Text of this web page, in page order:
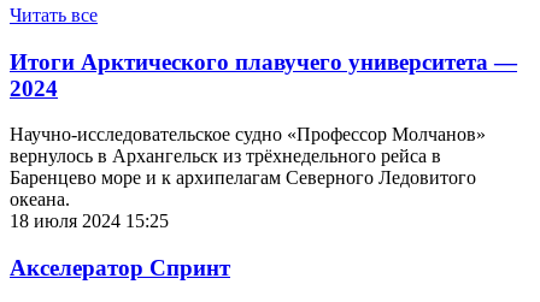
Читать все
Итоги Арктического плавучего университета —
2024
Научно-исследовательское судно «Профессор Молчанов»
вернулось в Архангельск из трёхнедельного рейса в
Баренцево море и к архипелагам Северного Ледовитого
океана.
18 июля 2024 15:25
Акселератор Спринт